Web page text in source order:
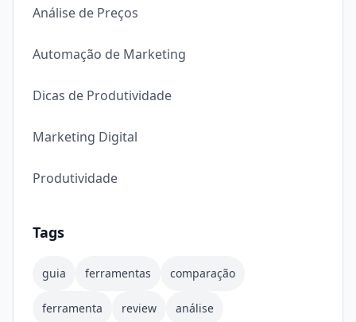
Análise de Preços
Automação de Marketing
Dicas de Produtividade
Marketing Digital
Produtividade
Tags
guia ferramentas comparação
ferramenta review análise